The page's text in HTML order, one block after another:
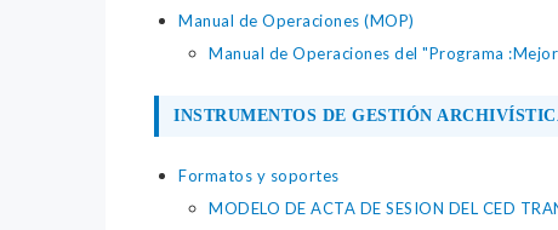
Manual de Operaciones (MOP)
Manual de Operaciones del "Programa
INSTRUMENTOS DE GESTIÓN
Formatos y soportes
MODELO DE ACTA DE SESION DEL CED